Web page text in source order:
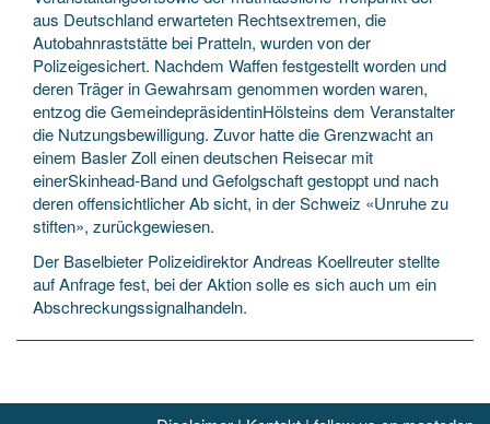
aus Deutschland erwarteten Rechtsextremen, die
Autobahnraststätte bei Pratteln, wurden von der
Polizeigesichert. Nachdem Waffen festgestellt worden und
deren Träger in Gewahrsam genommen worden waren,
entzog die GemeindepräsidentinHölsteins dem Veranstalter
die Nutzungsbewilligung. Zuvor hatte die Grenzwacht an
einem Basler Zoll einen deutschen Reisecar mit
einerSkinhead-Band und Gefolgschaft gestoppt und nach
deren offensichtlicher Ab sicht, in der Schweiz «Unruhe zu
stiften», zurückgewiesen.
Der Baselbieter Polizeidirektor Andreas Koellreuter stellte
auf Anfrage fest, bei der Aktion solle es sich auch um ein
Abschreckungssignalhandeln.